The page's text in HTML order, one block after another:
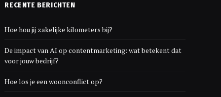
RECENTE BERICHTEN
Hoe hou jij zakelijke kilometers bij?
De impact van AI op contentmarketing: wat betekent dat
voor jouw bedrijf?
Hoe los je een woonconflict op?